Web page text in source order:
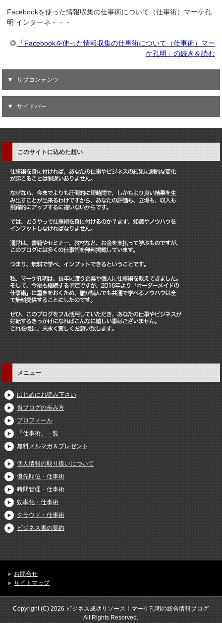
Facebookを使った情報収集の仕事術について（仕事術）マーケ孔
明 インターネ・・・
「Facebookを使った情報収集の仕事術について（仕事術）マー
ケ孔明」の続きを読む
サブコンテンツ
サイドバー
このサイトに込めた想い
メニュー
はじめにお読み下さい
当ブログの歩み方
プロフィール
「仕事術」一覧
無料メルマガ＆プレゼント
個人情報の取り扱いについて
優先順位・仕事術
時間管理・仕事術
効率化・仕事術
クラウド・仕事術
ビジネス書の要約
お問合せ
サイトマップ
Copyright (C) 2026 ビジネス成功リソース！マーケ孔明の総合情報ブログ
All Rights Reserved.